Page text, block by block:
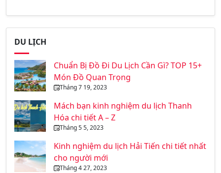
DU LỊCH
Chuẩn Bị Đồ Đi Du Lịch Cần Gì? TOP 15+
Món Đồ Quan Trọng
Tháng 7 19, 2023
Mách bạn kinh nghiệm du lịch Thanh
Hóa chi tiết A – Z
Tháng 5 5, 2023
Kinh nghiệm du lịch Hải Tiến chi tiết nhất
cho người mới
Tháng 4 27, 2023